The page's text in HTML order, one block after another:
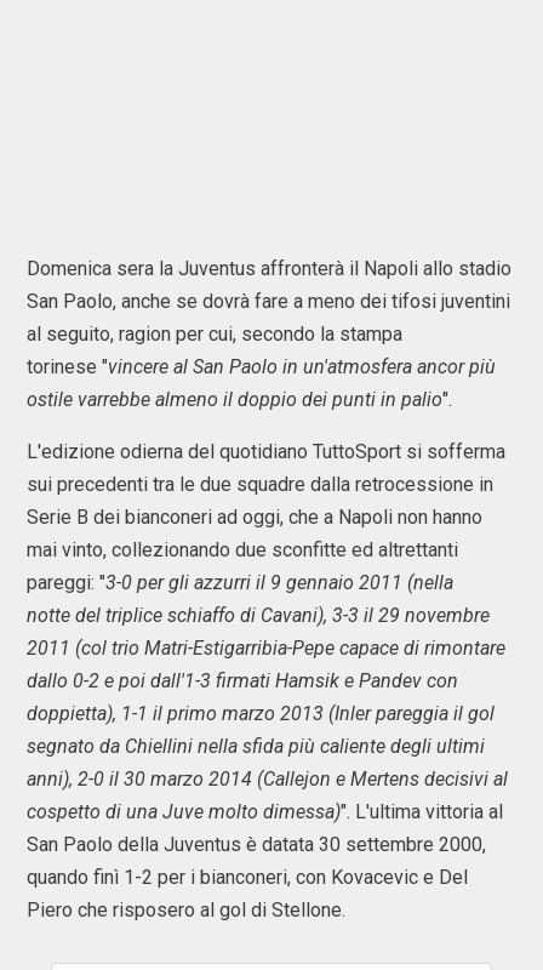
Domenica sera la Juventus affronterà il Napoli allo stadio
San Paolo, anche se dovrà fare a meno dei tifosi juventini
al seguito, ragion per cui, secondo la stampa
torinese "vincere al San Paolo in un'atmosfera ancor più
ostile varrebbe almeno il doppio dei punti in palio".
L'edizione odierna del quotidiano TuttoSport si sofferma
sui precedenti tra le due squadre dalla retrocessione in
Serie B dei bianconeri ad oggi, che a Napoli non hanno
mai vinto, collezionando due sconfitte ed altrettanti
pareggi: "3-0 per gli azzurri il 9 gennaio 2011 (nella
notte del triplice schiaffo di Cavani), 3-3 il 29 novembre
2011 (col trio Matri-Estigarribia-Pepe capace di rimontare
dallo 0-2 e poi dall'1-3 firmati Hamsik e Pandev con
doppietta), 1-1 il primo marzo 2013 (Inler pareggia il gol
segnato da Chiellini nella sfida più caliente degli ultimi
anni), 2-0 il 30 marzo 2014 (Callejon e Mertens decisivi al
cospetto di una Juve molto dimessa)". L'ultima vittoria al
San Paolo della Juventus è datata 30 settembre 2000,
quando finì 1-2 per i bianconeri, con Kovacevic e Del
Piero che risposero al gol di Stellone.